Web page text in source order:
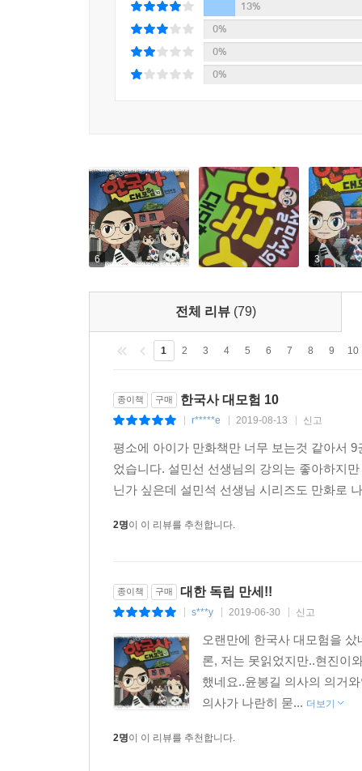
13%
0%
0%
0%
6 3
전체 리뷰 (79)
1 2 3 4 5 6 7 8 9 10
종이책 구매 한국사 대모험 10
r*****e 2019-08-13 신고
평소에 아이가 만화책만 너무 보는것 같아서
었습니다. 설민선 선생님의 강의는 좋아하지
닌가 싶은데 설민석 선생님 시리즈도 만화로
2명이 이 리뷰를 추천합니다.
종이책 구매 대한 독립 만세!!
s***y 2019-06-30 신고
오랜만에 한국사 대모험을
론, 저는 못읽었지만..현진이
했네요..윤봉길 의사의 의거
의사가 나란히 묻... 더보기
2명이 이 리뷰를 추천합니다.